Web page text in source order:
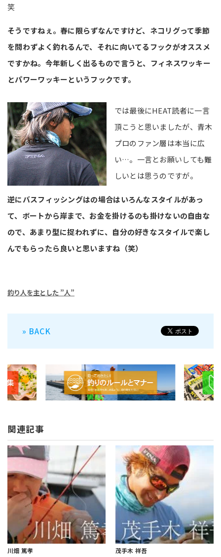
笑
そうですねぇ。春に限らずなんですけど、ネコリグって季節
を問わずよく釣れるんで、それに向いてるフックがオススメ
ですかね。今年新しく出るもので言うと、フィネスワッキー
とパワーワッキーというフックです。
では最後にHEAT読者に一言
頂こうと思いましたが、青木
プロのファン層は本当に広
い…。一言とお願いしても難
しいとは思うのですが。
逆にバスフィッシングはの場合はいろんなスタイルがあっ
て、ボートから岸まで、お金を掛けるのも掛けないの自由な
ので、あまり型に捉われずに、自分の好きなスタイルで楽し
んでもらったら良いと思いますね（笑）
釣り人を主とした ”人”
» BACK
関連記事
川畑 篤孝
茂手木 祥吾